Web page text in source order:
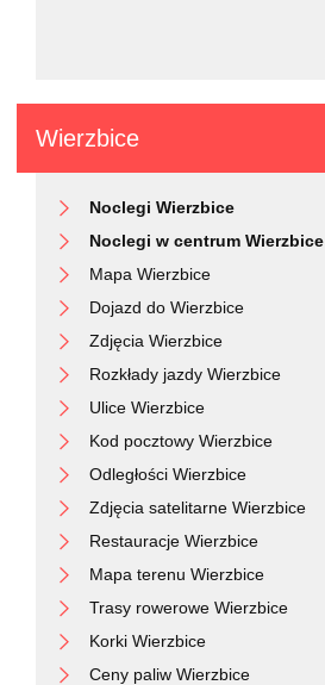
Wierzbice
Noclegi Wierzbice
Noclegi w centrum Wierzbice
Mapa Wierzbice
Dojazd do Wierzbice
Zdjęcia Wierzbice
Rozkłady jazdy Wierzbice
Ulice Wierzbice
Kod pocztowy Wierzbice
Odległości Wierzbice
Zdjęcia satelitarne Wierzbice
Restauracje Wierzbice
Mapa terenu Wierzbice
Trasy rowerowe Wierzbice
Korki Wierzbice
Ceny paliw Wierzbice